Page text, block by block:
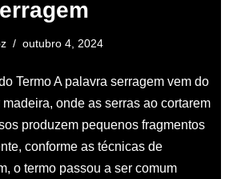
outubro 4, 2024
Termo A palavra serragem vem do
onde as serras ao cortarem
produzem pequenos fragmentos
conforme as técnicas de
o termo passou a ser comum